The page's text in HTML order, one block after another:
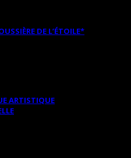
DE L’ÉTOILE*
ARTISTIQUE